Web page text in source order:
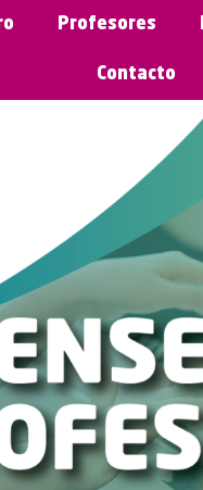
Profesores
Contacto